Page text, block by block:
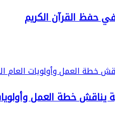
حفظ القرآن الكريم
يناقش خطة العمل